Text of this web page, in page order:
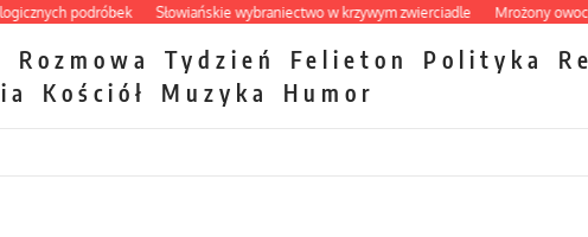
podróbek Słowiańskie wybraniectwo w krzywym zwierciadle Mrożony owocowy
Rozmowa Tydzień Felieton Polityka
Kościół Muzyka Humor